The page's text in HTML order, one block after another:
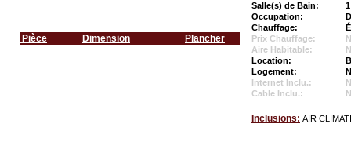
Pièce Dimension Plancher
Salle(s) de Bain:
1
Occupation:
Chauffage:
Prix Chauffage:
Aire Habitable:
Location:
Logement:
Internet Inclu.:
Cable Inclu.:
Inclusions: AIR